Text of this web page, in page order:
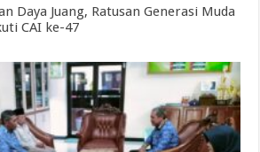
Daya Juang, Ratusan Generasi Muda
CAI ke-47